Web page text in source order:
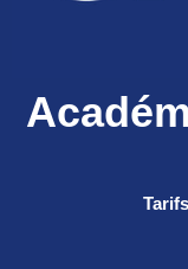
Tarifs